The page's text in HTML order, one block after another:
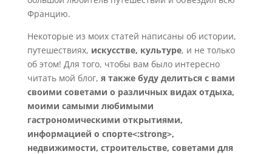
Францию.
Некоторые из моих статей написаны об истории,
путешествиях, искусстве, культуре, и не только
об этом! Для того, чтобы вам было интересно
читать мой блог, я также буду делиться с вами
своими советами о различных видах отдыха,
моими самыми любимыми
гастрономическими открытиями,
информацией о спорте<:strong>,
недвижимости, строительстве, советами для